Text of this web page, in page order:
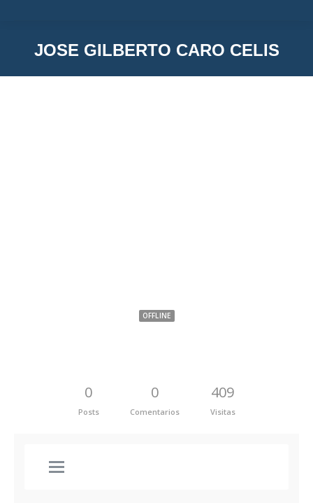
JOSE GILBERTO CARO CELIS
OFFLINE
0
Posts
0
Comentarios
409
Visitas